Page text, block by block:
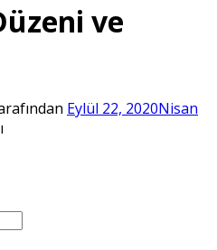
ve
Eylül 22, 2020Nisan